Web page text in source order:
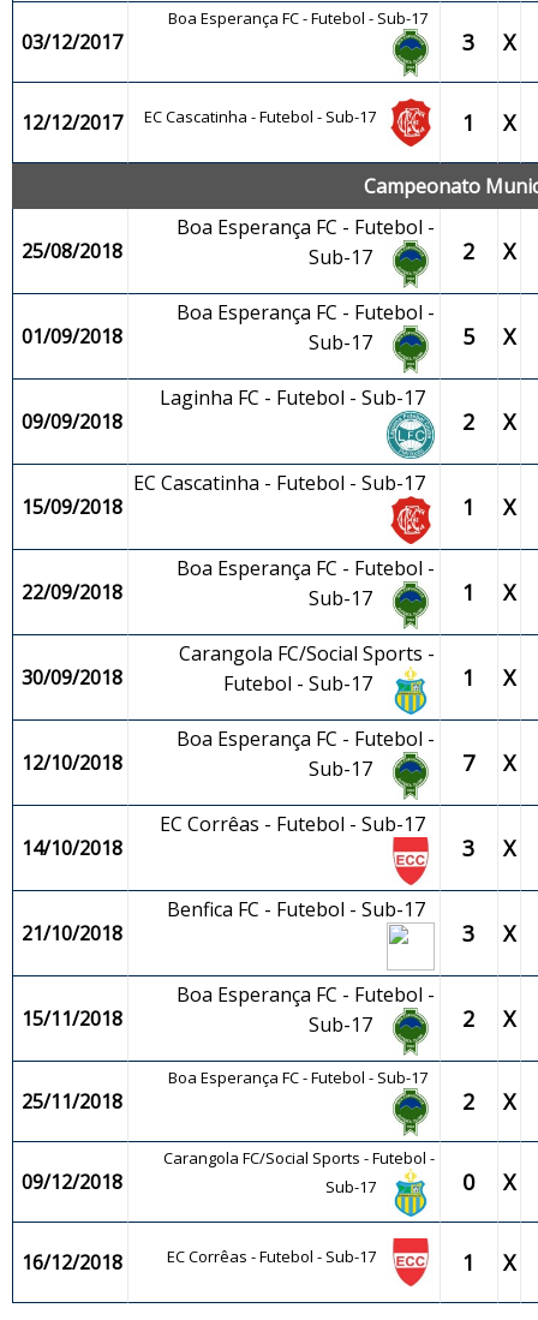
03/12/2017
Boa Esperança FC - Futebol - Sub-17
3 X
12/12/2017 EC Cascatinha - Futebol - Sub-17 1 X
Campeonato
25/08/2018
Boa Esperança FC - Futebol -
Sub-17
2 X
01/09/2018
Boa Esperança FC - Futebol -
Sub-17
5 X
09/09/2018
Laginha FC - Futebol - Sub-17
2 X
15/09/2018
EC Cascatinha - Futebol - Sub-17
1 X
22/09/2018
Boa Esperança FC - Futebol -
Sub-17
1 X
30/09/2018
Carangola FC/Social Sports -
Futebol - Sub-17
1 X
12/10/2018
Boa Esperança FC - Futebol -
Sub-17
7 X
14/10/2018
EC Corrêas - Futebol - Sub-17
3 X
21/10/2018
Benfica FC - Futebol - Sub-17
3 X
15/11/2018
Boa Esperança FC - Futebol -
Sub-17
2 X
25/11/2018
Boa Esperança FC - Futebol - Sub-17
2 X
09/12/2018
Carangola FC/Social Sports - Futebol -
Sub-17
0 X
16/12/2018 EC Corrêas - Futebol - Sub-17 1 X